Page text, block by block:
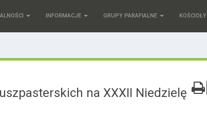
INFORMACJE GRUPY PARAFIALNE KOŚCIOŁY
na XXXII Niedzielę